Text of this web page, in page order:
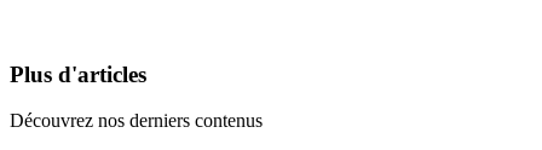
Plus d'articles
Découvrez nos derniers contenus